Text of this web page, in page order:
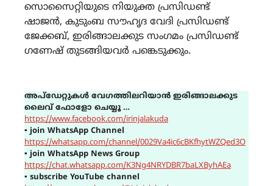
സൊസൈറ്റിയുടെ നിയുക്ത പ്രസിഡണ്ട്
ഷാജന്‍, കുടുംബ സൗഹൃദ വേദി പ്രസിഡണ്ട്
ജേക്കബ്, ഇരിങ്ങാലക്കുട സംഗമം പ്രസിഡണ്ട്
ഗണേഷ് തുടങ്ങിയവര്‍ പങ്കെടുക്കും.
അപ്ഡേറ്റുകൾ വേഗത്തിലറിയാൻ ഇരിങ്ങാലക്കുട
ലൈവ് ഫോളോ ചെയ്യൂ …
https://www.facebook.com/irinjalakuda
▪ join WhatsApp Channel
https://whatsapp.com/channel/0029Va4ic6cBKfhytWZQed3O
▪ join WhatsApp News Group
https://chat.whatsapp.com/K3Ng4NRYDBR7baLXByhAEa
▪ subscribe YouTube channel